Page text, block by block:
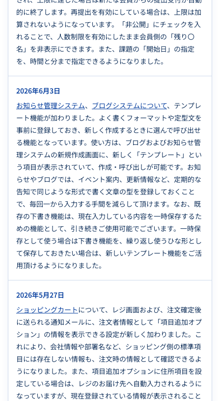
的に終了します。再提出を有効にしている場合は、上限は加
算されないようになっています。「非公開」にチェックを入
れることで、人数制限を有効にしたまま会員側の「残り〇
名」を非表示にできます。また、課題の「開始日」の指定
を、時間と分まで指定できるようになりました。
2026年6月3日
お知らせ管理システム、 ブログシステムについて、テンプレ
ート機能が加わりました。よく書くフォーマットや定型文を
事前に登録しておき、新しく作成するときに選んで呼び出せ
る機能となっています。使い方は、ブログおよびお知らせ管
理システムの新規作成画面に、新しく「テンプレート」とい
う項目が表示されていて、作成・呼び出しが可能です。お知
らせやブログでは、イベント案内、更新情報など、定期的な
告知で同じような形式で書く文章の型を登録しておくこと
で、毎回一から入力する手間を減らして頂けます。なお、既
存の下書き機能は、現在入力している内容を一時保存するた
めの機能として、引き続きご使用可能でございます。一時保
存として使う場合は下書き機能を、繰り返し使うひな形とし
て保存しておきたい場合は、新しいテンプレート機能をご活
用頂けるようになりました。
2026年5月27日
ショッピングカートについて、レジ画面および、注文確定後
に送られる通知メールに、注文者情報として「項目追加オプ
ション」の情報を表示できる設定が新しく加わりました。こ
れにより、会社情報や部署名など、ショッピング側の標準項
目には存在しない情報も、注文時の情報として確認できるよ
うになりました。また、項目追加オプションに住所項目を設
定している場合は、レジのお届け先へ自動入力されるように
なっていますが、現在登録されている情報が表示されること